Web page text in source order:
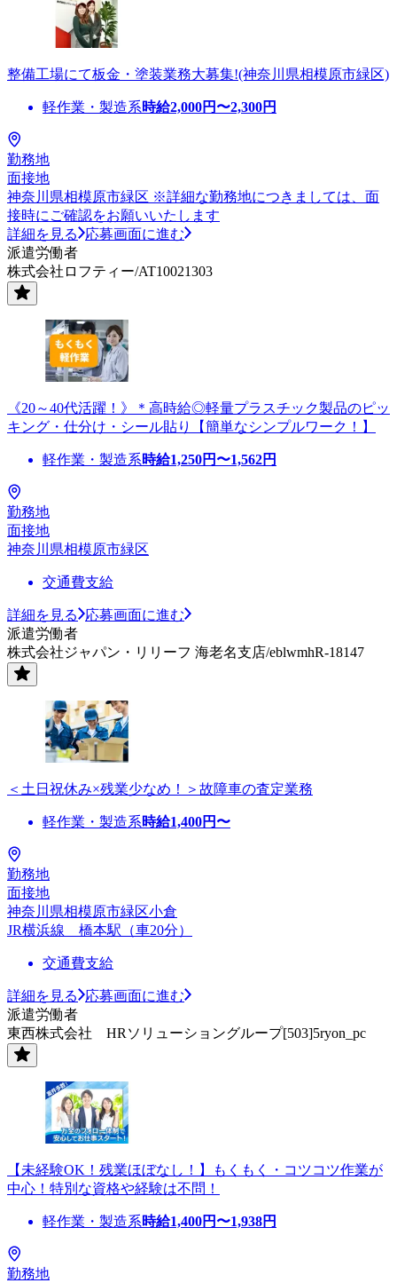
整備工場にて板金・塗装業務大募集!(神奈川県相模原市緑区)
軽作業・製造系時給2,000円〜2,300円
勤務地
面接地
神奈川県相模原市緑区 ※詳細な勤務地につきましては、面
接時にご確認をお願いいたします
詳細を見る
応募画面に進む
派遣労働者
株式会社ロフティー/AT10021303
《20～40代活躍！》＊高時給◎軽量プラスチック製品のピッ
キング・仕分け・シール貼り【簡単なシンプルワーク！】
軽作業・製造系時給1,250円〜1,562円
勤務地
面接地
神奈川県相模原市緑区
交通費支給
詳細を見る
応募画面に進む
派遣労働者
株式会社ジャパン・リリーフ 海老名支店/eblwmhR-18147
＜土日祝休み×残業少なめ！＞故障車の査定業務
軽作業・製造系時給1,400円〜
勤務地
面接地
神奈川県相模原市緑区小倉
JR横浜線 橋本駅（車20分）
交通費支給
詳細を見る
応募画面に進む
派遣労働者
東西株式会社 HRソリューショングループ[503]5ryon_pc
【未経験OK！残業ほぼなし！】もくもく・コツコツ作業が
中心！特別な資格や経験は不問！
軽作業・製造系時給1,400円〜1,938円
勤務地